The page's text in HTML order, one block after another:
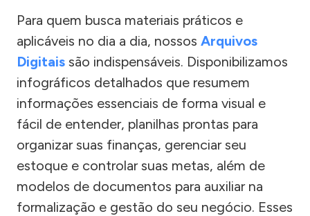
Para quem busca materiais práticos e
aplicáveis no dia a dia, nossos Arquivos
Digitais são indispensáveis. Disponibilizamos
infográficos detalhados que resumem
informações essenciais de forma visual e
fácil de entender, planilhas prontas para
organizar suas finanças, gerenciar seu
estoque e controlar suas metas, além de
modelos de documentos para auxiliar na
formalização e gestão do seu negócio. Esses